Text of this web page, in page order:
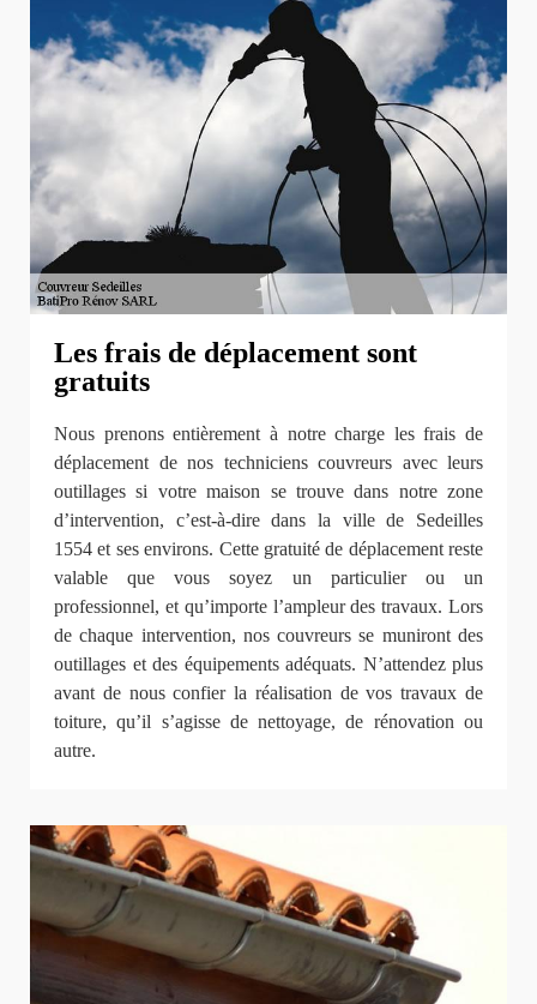
Les frais de déplacement sont
gratuits
Nous prenons entièrement à notre charge les frais de
déplacement de nos techniciens couvreurs avec leurs
outillages si votre maison se trouve dans notre zone
d’intervention, c’est-à-dire dans la ville de Sedeilles
1554 et ses environs. Cette gratuité de déplacement reste
valable que vous soyez un particulier ou un
professionnel, et qu’importe l’ampleur des travaux. Lors
de chaque intervention, nos couvreurs se muniront des
outillages et des équipements adéquats. N’attendez plus
avant de nous confier la réalisation de vos travaux de
toiture, qu’il s’agisse de nettoyage, de rénovation ou
autre.